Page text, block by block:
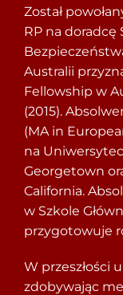
Został
RP na
Australii
Fellowship w
(2015).
(MA in
na
Georgetown
California.
w Szkole
przygotowuje
W przeszłości
zdobywając